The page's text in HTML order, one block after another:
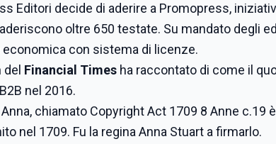
Editori decide di aderire a Promopress,
oltre 650 testate. Su mandato degli
con sistema di licenze.
Financial Times ha raccontato di come il
nel 2016.
chiamato Copyright Act 1709 8 Anne
nel 1709. Fu la regina Anna Stuart a firmarlo.